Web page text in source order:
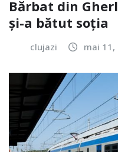
Bărbat din
și-a bătut soția
clujazi mai 11,